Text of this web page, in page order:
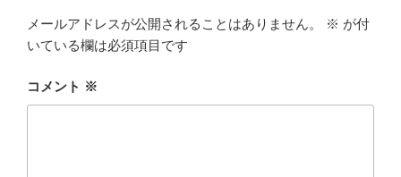
メールアドレスが公開されることはありません。 ※ が付
いている欄は必須項目です
コメント ※